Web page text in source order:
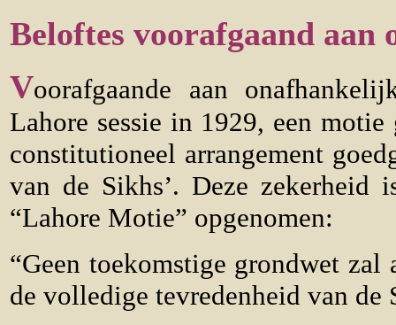
Beloftes voorafgaand
Voorafgaande aan
Lahore sessie in 1929, een
constitutioneel arrangement
van de Sikhs’. Deze
“Lahore Motie” opgenomen:
“Geen toekomstige grondwet
de volledige tevredenheid van de